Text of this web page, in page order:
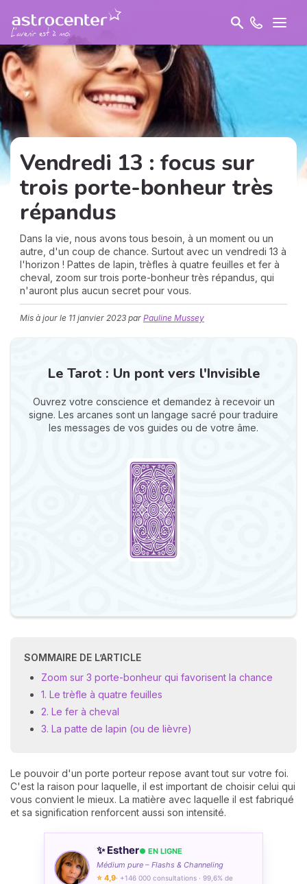
Vendredi 13 : focus sur
trois porte-bonheur très
répandus
Dans la vie, nous avons tous besoin, à un moment ou un
autre, d'un coup de chance. Surtout avec un vendredi 13 à
l'horizon ! Pattes de lapin, trèfles à quatre feuilles et fer à
cheval, zoom sur trois porte-bonheur très répandus, qui
n'auront plus aucun secret pour vous.
Mis à jour le 11 janvier 2023 par Pauline Mussey
Le Tarot : Un pont vers l'Invisible
Ouvrez votre conscience et demandez à recevoir un
signe. Les arcanes sont un langage sacré pour traduire
les messages de vos guides ou de votre âme.
SOMMAIRE DE L’ARTICLE
Zoom sur 3 porte-bonheur qui favorisent la chance
1. Le trèfle à quatre feuilles
2. Le fer à cheval
3. La patte de lapin (ou de lièvre)
Le pouvoir d'un porte porteur repose avant tout sur votre foi.
C'est la raison pour laquelle, il est important de choisir celui qui
vous convient le mieux. La matière avec laquelle il est fabriqué
et sa signification renforcent aussi son intensité.
✨ Esther● EN LIGNE
Médium pure – Flashs & Channeling
⭐ 4,9· +146 000 consultations · 99,6% de